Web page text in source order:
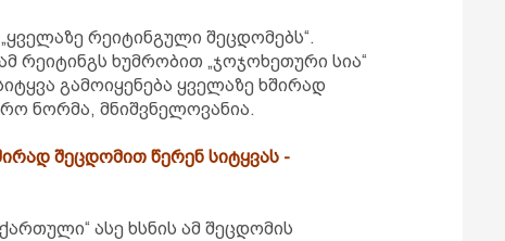
რეიტინგული შეცდომებს“.
რეიტინგს ხუმრობით „ჯოჯოხეთური სია“
გამოიყენება ყველაზე ხშირად
ნორმა, მნიშვნელოვანია.
შეცდომით წერენ სიტყვას -
ასე ხსნის ამ შეცდომის